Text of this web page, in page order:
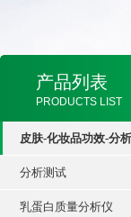
产品列表
PRODUCTS LIST
皮肤-化妆品功效-分
分析测试
乳蛋白质量分析仪